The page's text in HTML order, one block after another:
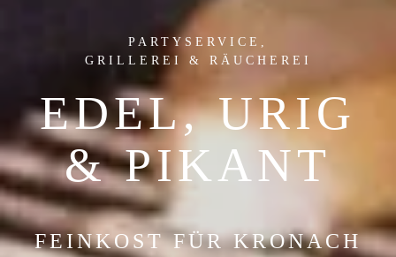
PARTYSERVICE,
GRILLEREI & RÄUCHEREI
EDEL, URIG
& PIKANT
FEINKOST FÜR KRONACH